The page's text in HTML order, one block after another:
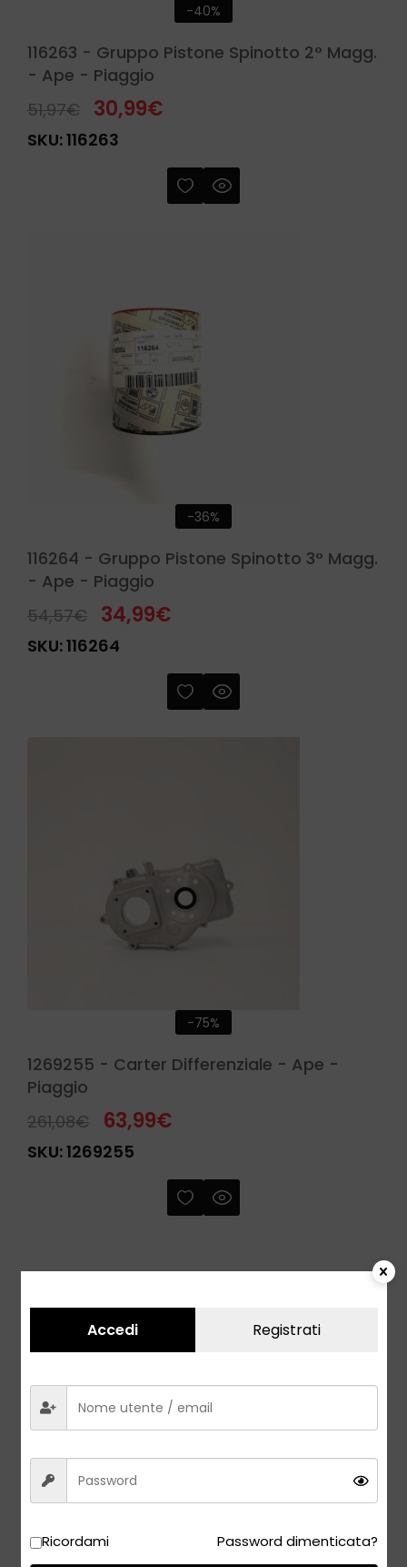
-40%
116263 - Gruppo Pistone Spinotto 2° Magg.
- Ape - Piaggio
51,97€ 30,99€
SKU:116263
-36%
116264 - Gruppo Pistone Spinotto 3° Magg.
- Ape - Piaggio
54,57€ 34,99€
SKU:116264
-75%
1269255 - Carter Differenziale - Ape -
Piaggio
261,08€ 63,99€
SKU:1269255
Accedi Registrati
Ricordami Password dimenticata?